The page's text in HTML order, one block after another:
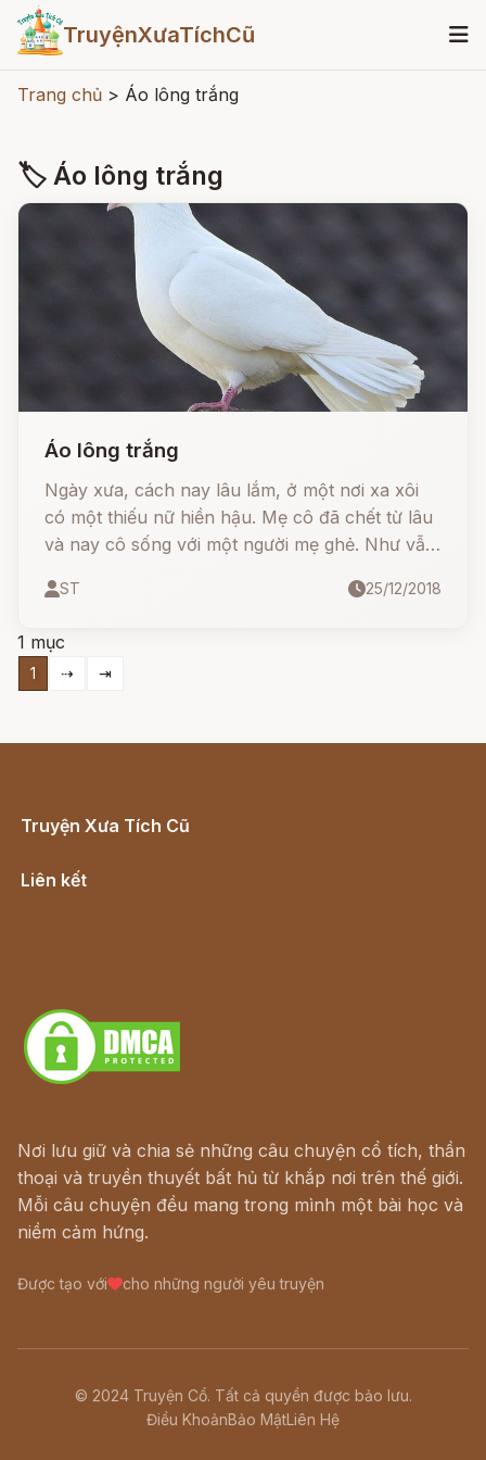
TruyệnXưaTíchCũ
Trang chủ > Áo lông trắng
🏷 Áo lông trắng
Áo lông trắng
Ngày xưa, cách nay lâu lắm, ở một nơi xa xôi
có một thiếu nữ hiền hậu. Mẹ cô đã chết từ lâu
và nay cô sống với một người mẹ ghẻ. Như vẫn
con chồng và chỉ nghĩ cách tống khứ cô càng
ST 25/12/2018
1 mục
1 ⇢ ⇥
Truyện Xưa Tích Cũ
Liên kết
Nơi lưu giữ và chia sẻ những câu chuyện cổ tích, thần
thoại và truyền thuyết bất hủ từ khắp nơi trên thế giới.
Mỗi câu chuyện đều mang trong mình một bài học và
niềm cảm hứng.
Được tạo với cho những người yêu truyện
© 2024 Truyện Cổ. Tất cả quyền được bảo lưu.
Điều KhoảnBảo MậtLiên Hệ